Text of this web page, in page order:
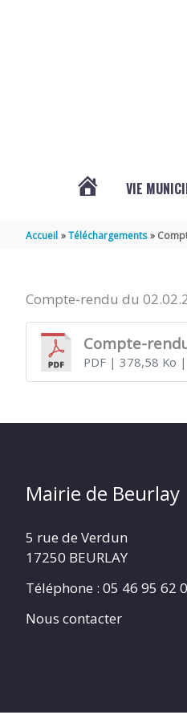
VIE
Accueil Téléchargements
Compte-rendu du
Compte-
PDF| 378,58 Ko
Mairie de Beurlay
5 rue de Verdun
17250 BEURLAY
Téléphone : 05 46 95 62
Nous contacter